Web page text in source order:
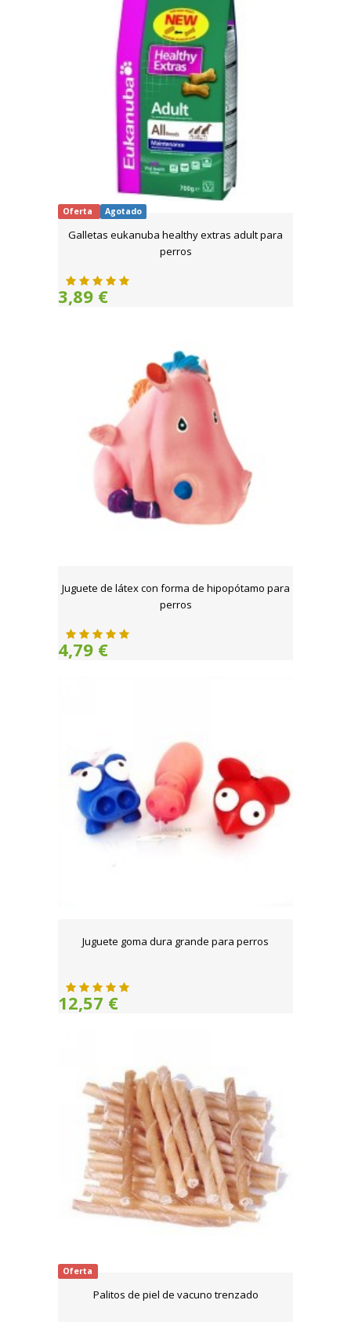
Oferta Agotado
Galletas eukanuba healthy extras adult para
perros
3,89 €
Juguete de látex con forma de hipopótamo para
perros
4,79 €
Juguete goma dura grande para perros
12,57 €
Oferta
Palitos de piel de vacuno trenzado